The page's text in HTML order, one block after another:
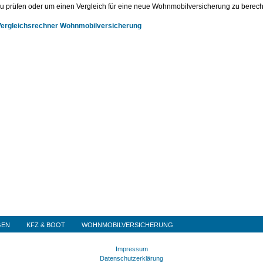
prüfen oder um einen Vergleich für eine neue Wohnmobilversicherung zu
Wohnmobilversicherung
KFZ & BOOT WOHNMOBILVERSICHERUNG
Impressum
Datenschutzerklärung